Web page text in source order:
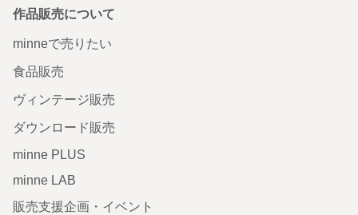
作品販売について
minneで売りたい
食品販売
ヴィンテージ販売
ダウンロード販売
minne PLUS
minne LAB
販売支援企画・イベント